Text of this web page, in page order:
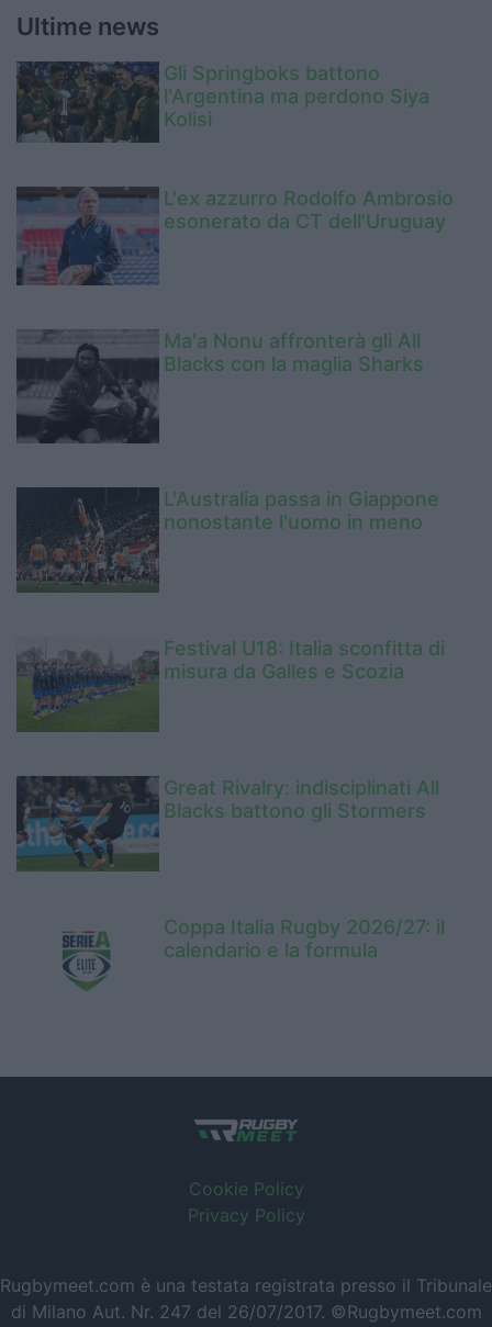
Ultime news
Gli Springboks battono
l'Argentina ma perdono Siya
Kolisi
L'ex azzurro Rodolfo Ambrosio
esonerato da CT dell'Uruguay
Ma'a Nonu affronterà gli All
Blacks con la maglia Sharks
L'Australia passa in Giappone
nonostante l'uomo in meno
Festival U18: Italia sconfitta di
misura da Galles e Scozia
Great Rivalry: indisciplinati All
Blacks battono gli Stormers
Coppa Italia Rugby 2026/27: il
calendario e la formula
Cookie Policy
Privacy Policy
Rugbymeet.com è una testata registrata presso il Tribunale
di Milano Aut. Nr. 247 del 26/07/2017. ©Rugbymeet.com